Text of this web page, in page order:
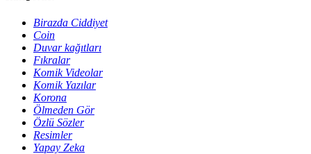
Birazda Ciddiyet
Coin
Duvar kağıtları
Fıkralar
Komik Videolar
Komik Yazılar
Korona
Ölmeden Gör
Özlü Sözler
Resimler
Yapay Zeka